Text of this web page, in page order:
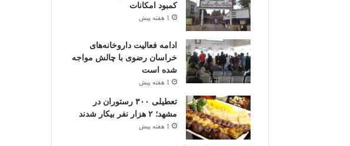
کمبود امکانات
1 هفته پیش
ادامه فعالیت داروخانه‌های
خراسان رضوی با چالش مواجه
شده است
1 هفته پیش
تعطیلی ۳۰۰ رستوران در
مشهد؛ ۲ هزار نفر بیکار شدند
1 هفته پیش